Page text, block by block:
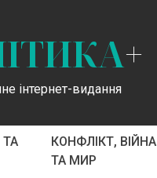
+
інтернет-видання
КОНФЛІКТ, ВІЙНА
ТА МИР